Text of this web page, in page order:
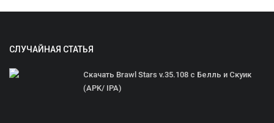
СЛУЧАЙНАЯ СТАТЬЯ
Скачать Brawl Stars v.35.108 с Белль и Скуик
(APK/ IPA)